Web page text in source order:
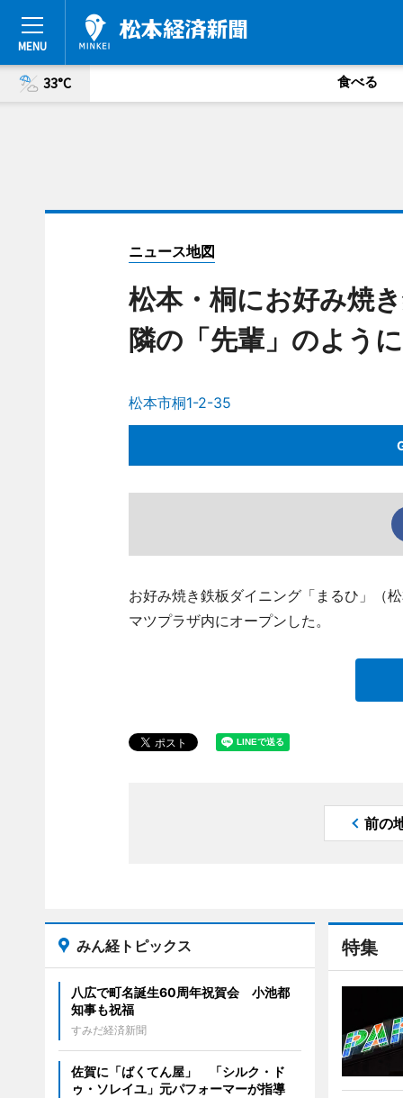
33°C 食べる
ニュース地図
松本・桐にお好み焼
隣の「先輩」のよう
松本市桐1-2-35
お好み焼き鉄板ダイニング「まるひ」（
マツプラザ内にオープンした。
前の
特集
みん経トピックス
八広で町名誕生60周年祝賀会 小池都
知事も祝福
すみだ経済新聞
佐賀に「ばくてん屋」 「シルク・ド
ゥ・ソレイユ」元パフォーマーが指導